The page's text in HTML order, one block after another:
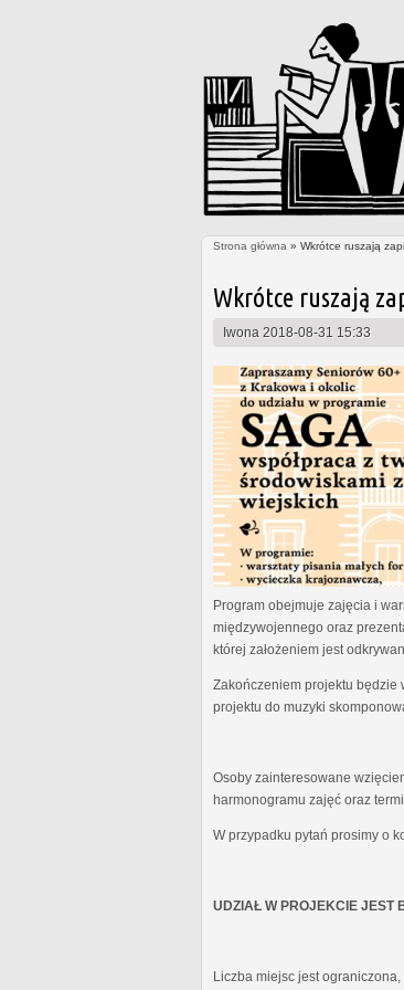
Strona główna » Wkrótce ruszają
Wkrótce ruszają
Iwona 2018-08-31 15:33
Program obejmuje zajęcia i
międzywojennego oraz
której założeniem jest
Zakończeniem projektu będzie
projektu do muzyki
Osoby zainteresowane
harmonogramu zajęć oraz
W przypadku pytań prosimy o
UDZIAŁ W PROJEKCIE JEST
Liczba miejsc jest ograniczona,